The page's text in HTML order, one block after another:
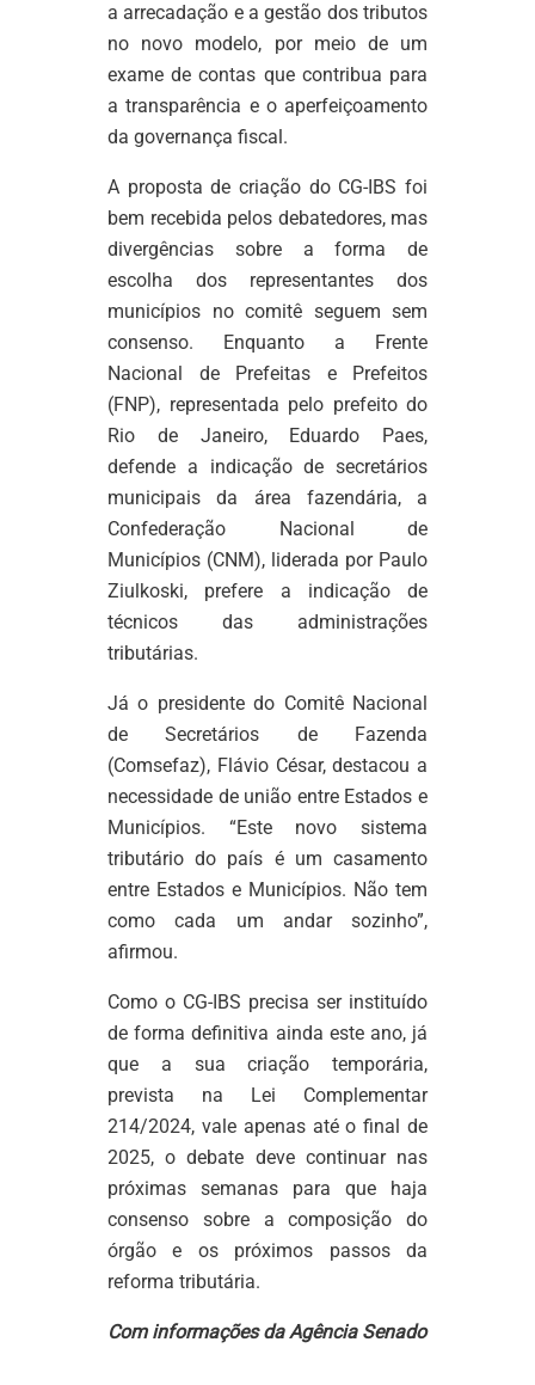
a arrecadação e a gestão dos tributos
no novo modelo, por meio de um
exame de contas que contribua para
a transparência e o aperfeiçoamento
da governança fiscal.
A proposta de criação do CG-IBS foi
bem recebida pelos debatedores, mas
divergências sobre a forma de
escolha dos representantes dos
municípios no comitê seguem sem
consenso. Enquanto a Frente
Nacional de Prefeitas e Prefeitos
(FNP), representada pelo prefeito do
Rio de Janeiro, Eduardo Paes,
defende a indicação de secretários
municipais da área fazendária, a
Confederação Nacional de
Municípios (CNM), liderada por Paulo
Ziulkoski, prefere a indicação de
técnicos das administrações
tributárias.
Já o presidente do Comitê Nacional
de Secretários de Fazenda
(Comsefaz), Flávio César, destacou a
necessidade de união entre Estados e
Municípios. “Este novo sistema
tributário do país é um casamento
entre Estados e Municípios. Não tem
como cada um andar sozinho”,
afirmou.
Como o CG-IBS precisa ser instituído
de forma definitiva ainda este ano, já
que a sua criação temporária,
prevista na Lei Complementar
214/2024, vale apenas até o final de
2025, o debate deve continuar nas
próximas semanas para que haja
consenso sobre a composição do
órgão e os próximos passos da
reforma tributária.
Com informações da Agência Senado